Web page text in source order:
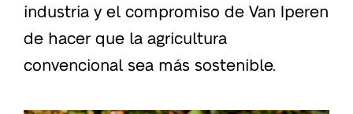
industria y el compromiso de Van Iperen
de hacer que la agricultura
convencional sea más sostenible.